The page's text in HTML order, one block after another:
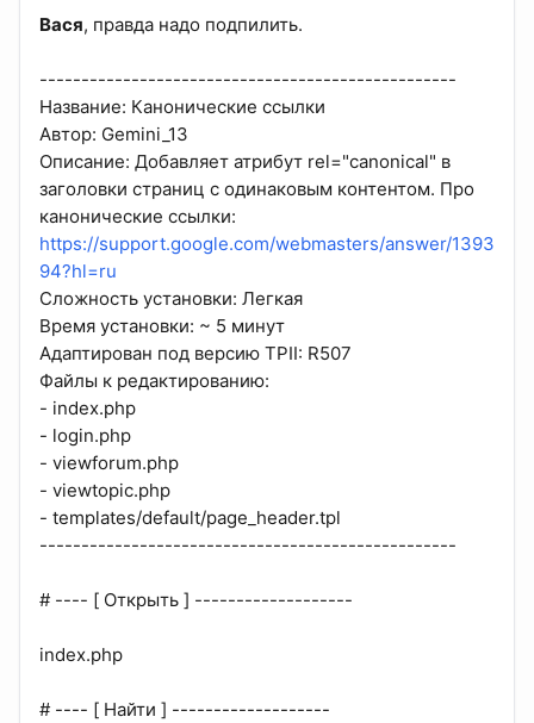
Вася, правда надо подпилить.
--------------------------------------------------
Название: Канонические ссылки
Автор: Gemini_13
Описание: Добавляет атрибут rel="canonical" в
заголовки страниц с одинаковым контентом. Про
канонические ссылки:
https://support.google.com/webmasters/answer/1393
94?hl=ru
Сложность установки: Легкая
Время установки: ~ 5 минут
Адаптирован под версию TPII: R507
Файлы к редактированию:
- index.php
- login.php
- viewforum.php
- viewtopic.php
- templates/default/page_header.tpl
--------------------------------------------------
# ---- [ Открыть ] -------------------
index.php
# ---- [ Найти ] -------------------